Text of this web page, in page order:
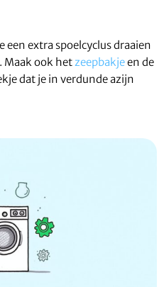
extra spoelcyclus draaien
Maak ook hetzeepbakjeen de
dat je in verdunde azijn